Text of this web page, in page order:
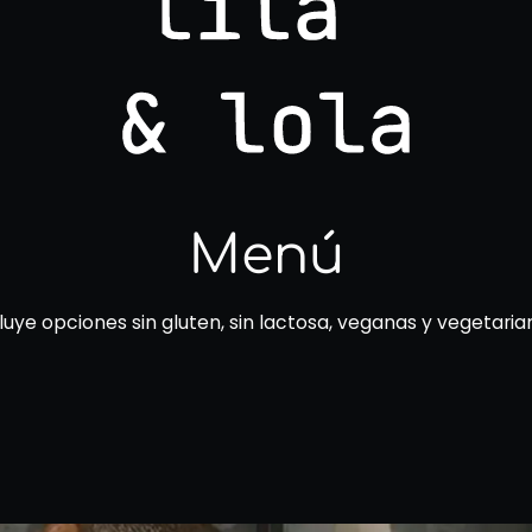
Menú
opciones sin gluten, sin lactosa, veganas y